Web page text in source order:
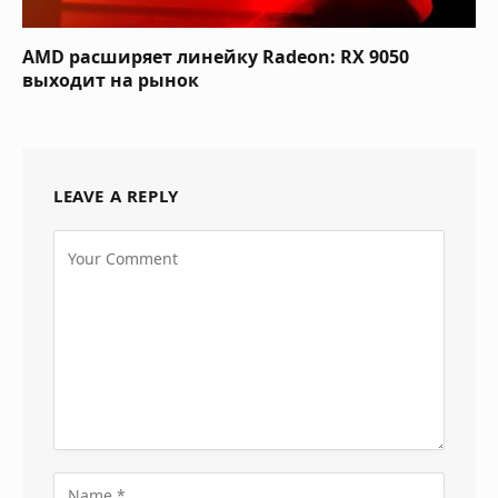
AMD расширяет линейку Radeon: RX 9050
выходит на рынок
LEAVE A REPLY